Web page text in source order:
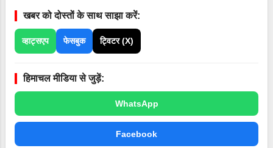
खबर को दोस्तों के साथ साझा करें:
व्हाट्सएप फेसबुक ट्विटर (X)
हिमाचल मीडिया से जुड़ें:
WhatsApp
Facebook